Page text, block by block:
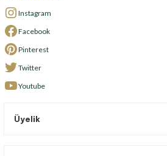
Instagram
Facebook
Pinterest
Twitter
Youtube
Üyelik